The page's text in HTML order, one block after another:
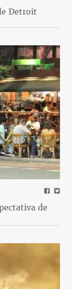
Detroit
de